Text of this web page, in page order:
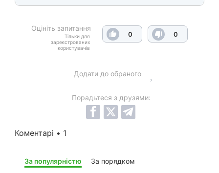
Оцініть запитання
Тільки для
зареєстрованих
користувачів
0 0
Додати до обраного
Порадьтеся з друзями:
Коментарі • 1
За популярністю За порядком